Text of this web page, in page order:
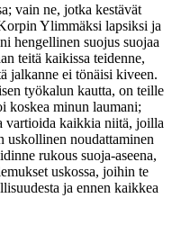
vain ne, jotka kestävät
Ylimmäksi lapsiksi ja
hengellinen suojus suojaa
teitä kaikissa teidenne,
jalkanne ei tönäisi kiveen.
työkalun kautta, on teille
koskea minun laumani;
vartioida kaikkia niitä, joilla
uskollinen noudattaminen
rukous suoja-aseena,
uskossa, joihin te
ja ennen kaikkea